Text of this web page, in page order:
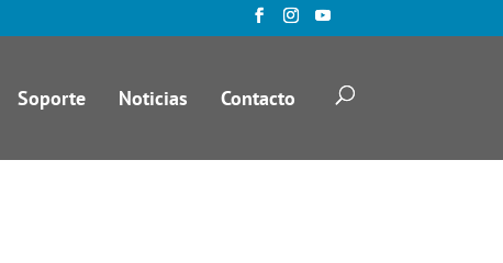
Soporte Noticias Contacto